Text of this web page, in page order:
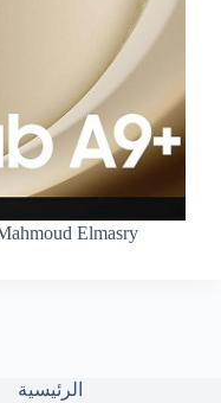
Elmasry
الرئيسية